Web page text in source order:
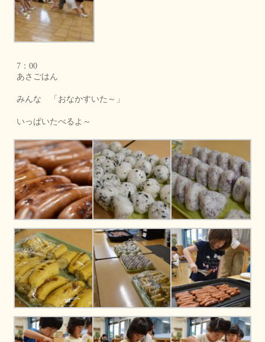
7：00
あさごはん
みんな 「おなかすいた～」
いっぱいたべるよ～